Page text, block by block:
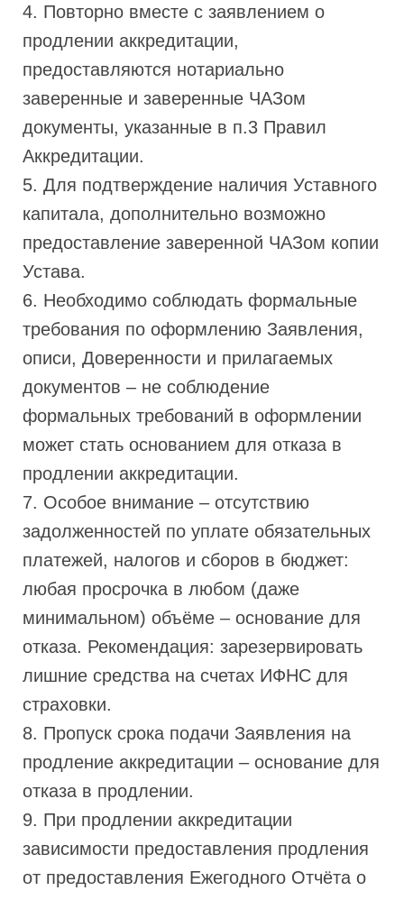
4. Повторно вместе с заявлением о
продлении аккредитации,
предоставляются нотариально
заверенные и заверенные ЧАЗом
документы, указанные в п.3 Правил
Аккредитации.
5. Для подтверждение наличия Уставного
капитала, дополнительно возможно
предоставление заверенной ЧАЗом копии
Устава.
6. Необходимо соблюдать формальные
требования по оформлению Заявления,
описи, Доверенности и прилагаемых
документов – не соблюдение
формальных требований в оформлении
может стать основанием для отказа в
продлении аккредитации.
7. Особое внимание – отсутствию
задолженностей по уплате обязательных
платежей, налогов и сборов в бюджет:
любая просрочка в любом (даже
минимальном) объёме – основание для
отказа. Рекомендация: зарезервировать
лишние средства на счетах ИФНС для
страховки.
8. Пропуск срока подачи Заявления на
продление аккредитации – основание для
отказа в продлении.
9. При продлении аккредитации
зависимости предоставления продления
от предоставления Ежегодного Отчёта о